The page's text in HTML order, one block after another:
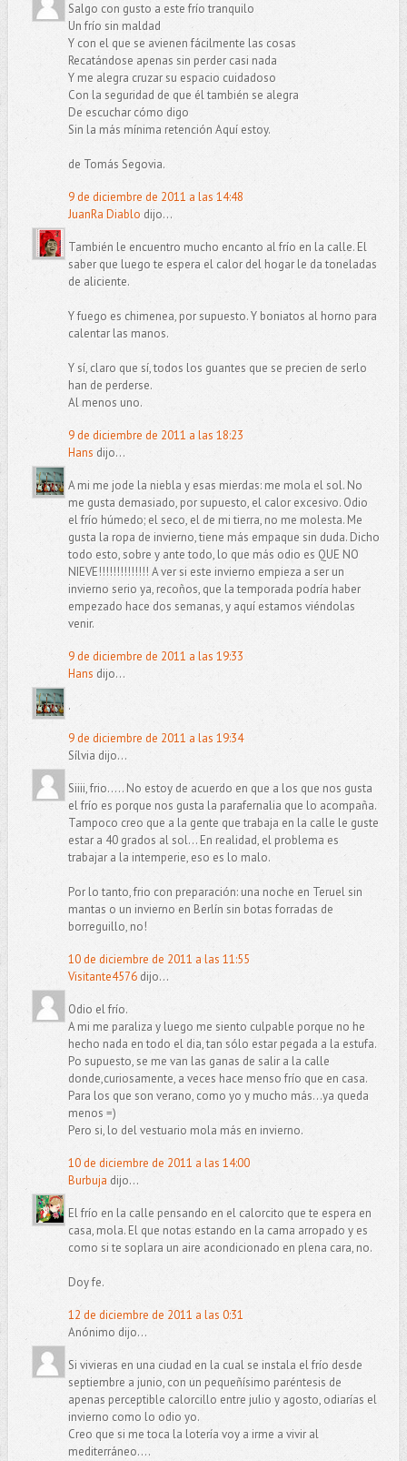
Salgo con gusto a este frío tranquilo
Un frío sin maldad
Y con el que se avienen fácilmente las cosas
Recatándose apenas sin perder casi nada
Y me alegra cruzar su espacio cuidadoso
Con la seguridad de que él también se alegra
De escuchar cómo digo
Sin la más mínima retención Aquí estoy.
de Tomás Segovia.
9 de diciembre de 2011 a las 14:48
JuanRa Diablo dijo...
También le encuentro mucho encanto al frío en la calle. El
saber que luego te espera el calor del hogar le da toneladas
de aliciente.
Y fuego es chimenea, por supuesto. Y boniatos al horno para
calentar las manos.
Y sí, claro que sí, todos los guantes que se precien de serlo
han de perderse.
Al menos uno.
9 de diciembre de 2011 a las 18:23
Hans dijo...
A mi me jode la niebla y esas mierdas: me mola el sol. No
me gusta demasiado, por supuesto, el calor excesivo. Odio
el frío húmedo; el seco, el de mi tierra, no me molesta. Me
gusta la ropa de invierno, tiene más empaque sin duda. Dicho
todo esto, sobre y ante todo, lo que más odio es QUE NO
NIEVE!!!!!!!!!!!!!! A ver si este invierno empieza a ser un
invierno serio ya, recoños, que la temporada podría haber
empezado hace dos semanas, y aquí estamos viéndolas
venir.
9 de diciembre de 2011 a las 19:33
Hans dijo...
.
9 de diciembre de 2011 a las 19:34
Sílvia dijo...
Siiii, frio..... No estoy de acuerdo en que a los que nos gusta
el frío es porque nos gusta la parafernalia que lo acompaña.
Tampoco creo que a la gente que trabaja en la calle le guste
estar a 40 grados al sol... En realidad, el problema es
trabajar a la intemperie, eso es lo malo.
Por lo tanto, frio con preparación: una noche en Teruel sin
mantas o un invierno en Berlín sin botas forradas de
borreguillo, no!
10 de diciembre de 2011 a las 11:55
Visitante4576dijo...
Odio el frío.
A mi me paraliza y luego me siento culpable porque no he
hecho nada en todo el dia, tan sólo estar pegada a la estufa.
Po supuesto, se me van las ganas de salir a la calle
donde,curiosamente, a veces hace menso frío que en casa.
Para los que son verano, como yo y mucho más...ya queda
menos =)
Pero si, lo del vestuario mola más en invierno.
10 de diciembre de 2011 a las 14:00
Burbuja dijo...
El frío en la calle pensando en el calorcito que te espera en
casa, mola. El que notas estando en la cama arropado y es
como si te soplara un aire acondicionado en plena cara, no.
Doy fe.
12 de diciembre de 2011 a las 0:31
Anónimo dijo...
Si vivieras en una ciudad en la cual se instala el frío desde
septiembre a junio, con un pequeñísimo paréntesis de
apenas perceptible calorcillo entre julio y agosto, odiarías el
invierno como lo odio yo.
Creo que si me toca la lotería voy a irme a vivir al
mediterráneo....